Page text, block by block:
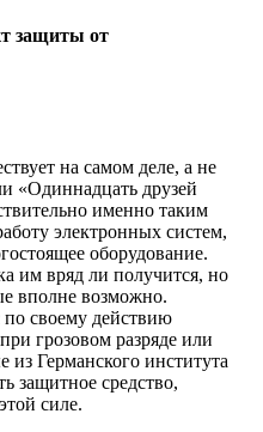
защиты от
на самом деле, а не
«Одиннадцать друзей
именно таким
электронных систем,
оборудование.
им вряд ли получится, но
вполне возможно.
своему действию
грозовом разряде или
Германского института
защитное средство,
силе.